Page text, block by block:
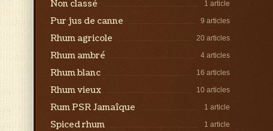
1 article
Non classé
9 articles
Pur jus de canne
20 articles
Rhum agricole
4 articles
Rhum ambré
16 articles
Rhum blanc
10 articles
Rhum vieux
1 article
Rum PSR Jamaîque
1 article
Spiced rhum